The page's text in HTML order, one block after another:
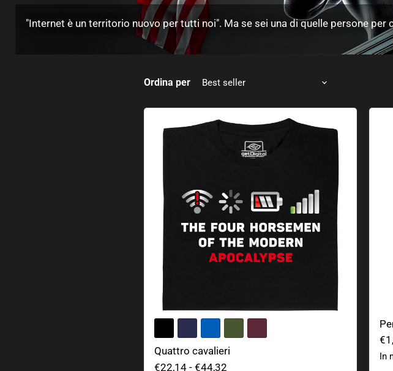
"Internet è un territorio nuovo per tutti noi". Ma se sei una di quelle persone
Ordina per
Quattro cavalieri
Quattro cavalieri
€22,14- €44,32
In